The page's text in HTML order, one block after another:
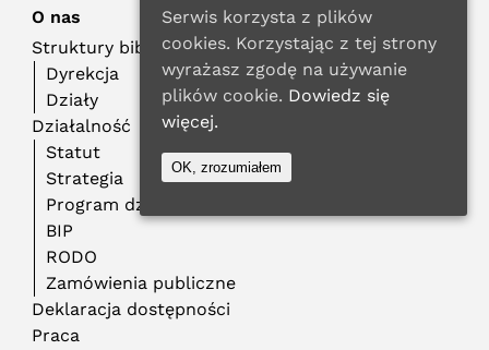
O nas
Struktury biblioteczne
Dyrekcja
Działy
Działalność
Statut
Strategia
Program działalności
BIP
RODO
Zamówienia publiczne
Deklaracja dostępności
Praca
Serwis korzysta z plików
cookies. Korzystając z tej strony
wyrażasz zgodę na używanie
plików cookie. Dowiedz się
więcej.
OK, zrozumiałem